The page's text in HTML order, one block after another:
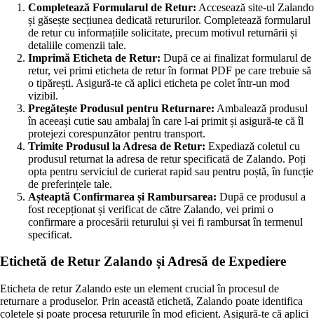
Completează Formularul de Retur: Accesează site-ul Zalando
și găsește secțiunea dedicată retururilor. Completează formularul
de retur cu informațiile solicitate, precum motivul returnării și
detaliile comenzii tale.
Imprimă Eticheta de Retur: După ce ai finalizat formularul de
retur, vei primi eticheta de retur în format PDF pe care trebuie să
o tipărești. Asigură-te că aplici eticheta pe colet într-un mod
vizibil.
Pregătește Produsul pentru Returnare: Ambalează produsul
în aceeași cutie sau ambalaj în care l-ai primit și asigură-te că îl
protejezi corespunzător pentru transport.
Trimite Produsul la Adresa de Retur: Expediază coletul cu
produsul returnat la adresa de retur specificată de Zalando. Poți
opta pentru serviciul de curierat rapid sau pentru poștă, în funcție
de preferințele tale.
Așteaptă Confirmarea și Rambursarea: După ce produsul a
fost recepționat și verificat de către Zalando, vei primi o
confirmare a procesării returului și vei fi rambursat în termenul
specificat.
Etichetă de Retur Zalando și Adresă de Expediere
Eticheta de retur Zalando este un element crucial în procesul de
returnare a produselor. Prin această etichetă, Zalando poate identifica
coletele și poate procesa retururile în mod eficient. Asigură-te că aplici